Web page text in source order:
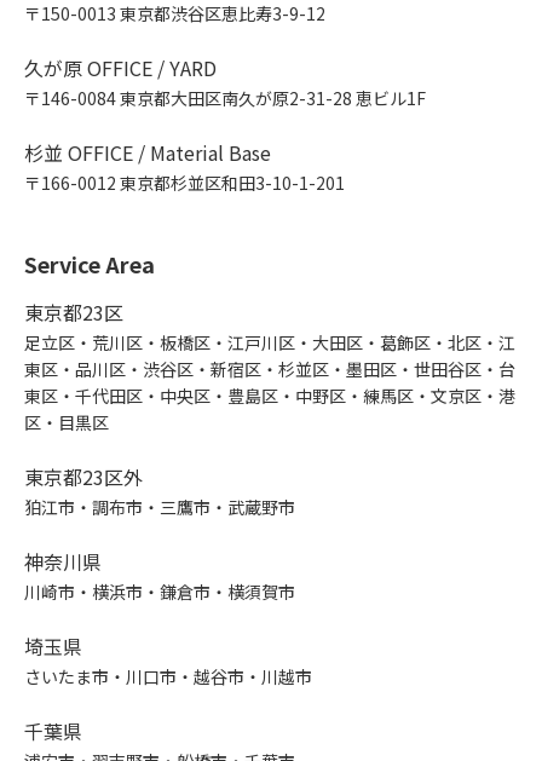
〒150-0013 東京都渋谷区恵比寿3-9-12
久が原 OFFICE / YARD
〒146-0084 東京都大田区南久が原2-31-28 恵ビル1F
杉並 OFFICE / Material Base
〒166-0012 東京都杉並区和田3-10-1-201
Service Area
東京都23区
足立区・荒川区・板橋区・江戸川区・大田区・葛飾区・北区・江
東区・品川区・渋谷区・新宿区・杉並区・墨田区・世田谷区・台
東区・千代田区・中央区・豊島区・中野区・練馬区・文京区・港
区・目黒区
東京都23区外
狛江市・調布市・三鷹市・武蔵野市
神奈川県
川崎市・横浜市・鎌倉市・横須賀市
埼玉県
さいたま市・川口市・越谷市・川越市
千葉県